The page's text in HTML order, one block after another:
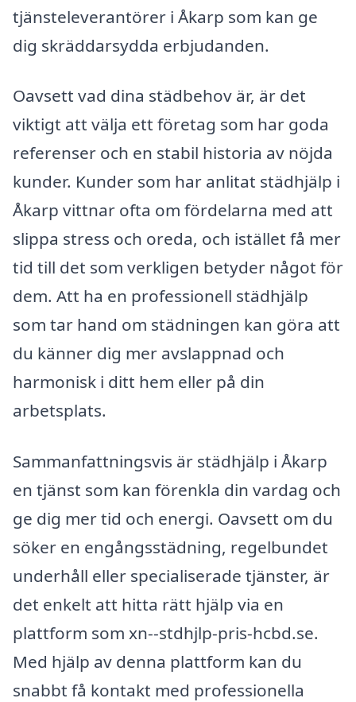
tjänsteleverantörer i Åkarp som kan ge
dig skräddarsydda erbjudanden.
Oavsett vad dina städbehov är, är det
viktigt att välja ett företag som har goda
referenser och en stabil historia av nöjda
kunder. Kunder som har anlitat städhjälp i
Åkarp vittnar ofta om fördelarna med att
slippa stress och oreda, och istället få mer
tid till det som verkligen betyder något för
dem. Att ha en professionell städhjälp
som tar hand om städningen kan göra att
du känner dig mer avslappnad och
harmonisk i ditt hem eller på din
arbetsplats.
Sammanfattningsvis är städhjälp i Åkarp
en tjänst som kan förenkla din vardag och
ge dig mer tid och energi. Oavsett om du
söker en engångsstädning, regelbundet
underhåll eller specialiserade tjänster, är
det enkelt att hitta rätt hjälp via en
plattform som xn--stdhjlp-pris-hcbd.se.
Med hjälp av denna plattform kan du
snabbt få kontakt med professionella